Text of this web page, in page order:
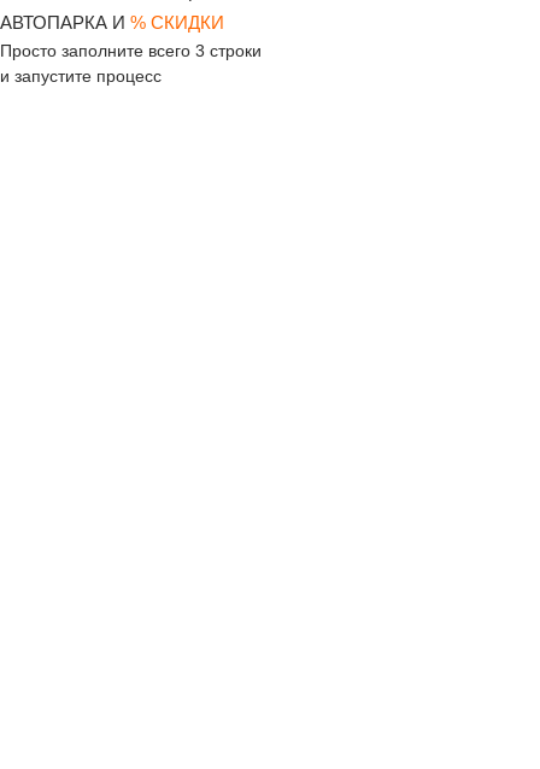
АВТОПАРКА И % СКИДКИ
Просто заполните всего 3 строки
и запустите процесс